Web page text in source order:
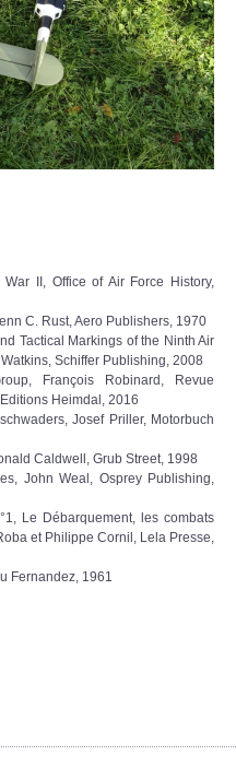
II, Office of Air Force History,
C. Rust, Aero Publishers, 1970
Tactical Markings of the Ninth Air
Schiffer Publishing, 2008
François Robinard, Revue
Heimdal, 2016
Josef Priller, Motorbuch
Caldwell, Grub Street, 1998
John Weal, Osprey Publishing,
Le Débarquement, les combats
et Philippe Cornil, Lela Presse,
Fernandez, 1961